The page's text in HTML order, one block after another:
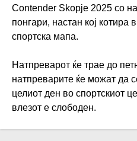
Contender Skopje 2025 со
понгари, настан кој котира
спортска мапа.
Натпреварот ќе трае до
натпреварите ќе можат да
целиот ден во спортскиот
влезот е слободен.